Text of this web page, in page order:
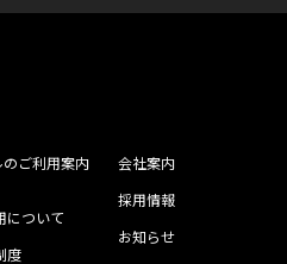
のご利用案内
について
度
会社案内
採用情報
お知らせ